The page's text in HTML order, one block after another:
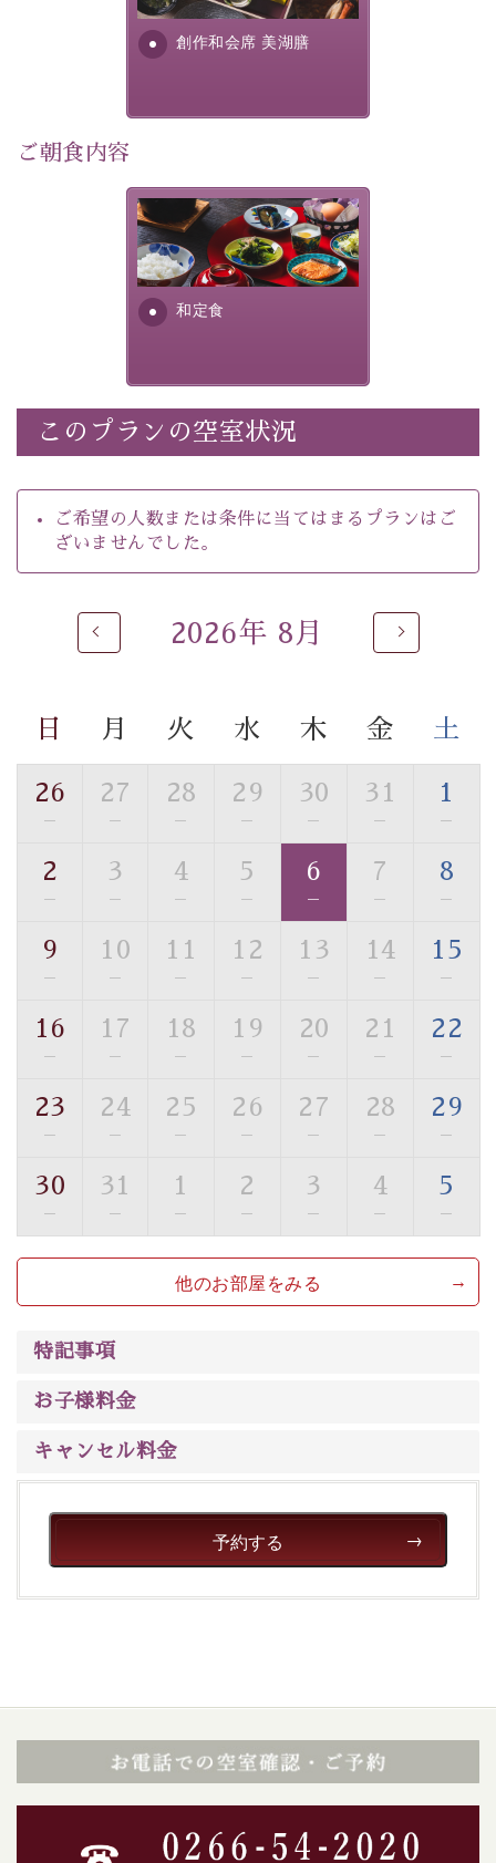
19：10 お隣の「ホテル紅や」ロビー集合
19：20 出発（近隣旅館2か所を経由します）
20：00 ほたる童謡公園到着（60分間の自由時間）
21：45 「ホテル紅や」到着
【ご予約前にご確認ください】
※本プランはバスの定員に限りがあるため、先着順での
ご案内となります。
※ご予約完了後でも、時間差により満席となる場合がご
ざいます。その際は当館よりご連絡申し上げます。
※催行人数に満たない場合は、催行を見合わせる場合が
ございます。その際は前日までにご連絡いたします。
※ほたる童謡公園では自由行動となります（ガイドは付
※ホタルの発生は自然条件に左右されるため、ご覧いた
だけない場合もございます。
-----------【安心への取り組み】----------
滞在いただけるよう
30項目以上からなる独自の衛生・消毒プログラムの基、
徹底した衛生管理を行っております。
■内容&特典■
・諏訪大社4社を巡る無料参拝バス（事前予約制）
・館内着をご用意
・就寝用パジャマをご用意
・環境に配慮したアメニティをご用意
・駐車場完備
・チェックイン15時、チェックアウト10時
【お食事】
・朝夕個室料亭で個室食
・夕食は地産地消の創作和会席 美湖膳（二十四節気と
いう昔の暦による料理表現）
の効果が高い、極めて希有な源泉です。身も心も癒され
るご入浴をお愉しみください。
■お座敷風呂（大浴場）
温泉の成分に合わせ、防菌防カビの特殊素材の畳を使
用。 足元が柔らかく、そして滑りにくい畳のお風呂で
※男性大浴場までのご移動には階段がございます。 予め
ご了承のほどお願いいたします。
■貸切温泉風呂 （40分2000円）
眺望はございませんが、源泉掛け流しの温泉の質を楽し
トな空間をお愉しみください。
■諏訪大社4社を巡る無料参拝バス
※年末年始及び御柱祭前後は運行しておりません
以上が送迎バスで行くホタル観賞プラン《2食付き》の
創作和会席 美湖膳
す。美しい諏訪湖の幸...
ご朝食内容
和定食
さっぱりとした和食膳に使わ
れる食材は、諏訪の名産品を
ふんだんに取り入れ、安心・
安全を心掛けた長野県産...
このプランの空室状況
ご希望の人数または条件に当てはまるプランはご
ざいませんでした。
2026年 8月
日 月 火 水 木 金 土
26
—
27
—
28
—
29
—
30
—
31
—
1
—
2
—
3
—
4
—
5
—
6
—
7
—
8
—
9
—
10
—
11
—
12
—
13
—
14
—
15
—
16
—
17
—
18
—
19
—
20
—
21
—
22
—
23
—
24
—
25
—
26
—
27
—
28
—
29
—
30
—
31
—
1
—
2
—
3
—
4
—
5
—
他のお部屋をみる
特記事項
お子様料金
キャンセル料金
予約する